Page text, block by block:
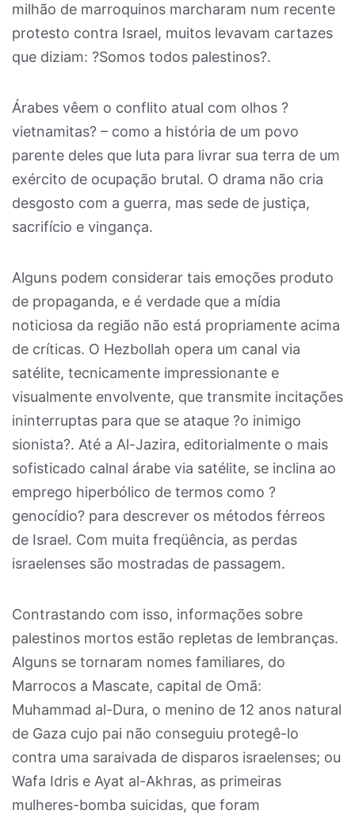
milhão de marroquinos marcharam num recente
protesto contra Israel, muitos levavam cartazes
que diziam: ?Somos todos palestinos?.
Árabes vêem o conflito atual com olhos ?
vietnamitas? – como a história de um povo
parente deles que luta para livrar sua terra de um
exército de ocupação brutal. O drama não cria
desgosto com a guerra, mas sede de justiça,
sacrifício e vingança.
Alguns podem considerar tais emoções produto
de propaganda, e é verdade que a mídia
noticiosa da região não está propriamente acima
de críticas. O Hezbollah opera um canal via
satélite, tecnicamente impressionante e
visualmente envolvente, que transmite incitações
ininterruptas para que se ataque ?o inimigo
sionista?. Até a Al-Jazira, editorialmente o mais
sofisticado calnal árabe via satélite, se inclina ao
emprego hiperbólico de termos como ?
genocídio? para descrever os métodos férreos
de Israel. Com muita freqüência, as perdas
israelenses são mostradas de passagem.
Contrastando com isso, informações sobre
palestinos mortos estão repletas de lembranças.
Alguns se tornaram nomes familiares, do
Marrocos a Mascate, capital de Omã:
Muhammad al-Dura, o menino de 12 anos natural
de Gaza cujo pai não conseguiu protegê-lo
contra uma saraivada de disparos israelenses; ou
Wafa Idris e Ayat al-Akhras, as primeiras
mulheres-bomba suicidas, que foram